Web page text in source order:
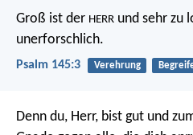
Groß ist der HERR und sehr zu
unerforschlich.
Psalm 145:3 Verehrung
Denn du, Herr, bist gut und